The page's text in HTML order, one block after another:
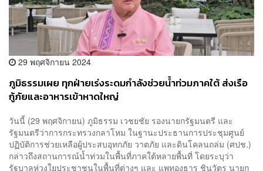
29 พฤศจิกายน 2024
ภูมิธรรมเผย ทุกฝ่ายเร่งระดมกำลังช่วยน้ำท่วมภาคใต้ ส่งเรือ
กู้ภัยและอาหารเข้าหาดใหญ่
วันนี้ (29 พฤศจิกายน) ภูมิธรรม เวชยชัย รองนายกรัฐมนตรี และ
รัฐมนตรีว่าการกระทรวงกลาโหม ในฐานะประธานการประชุมศูนย์
ปฏิบัติการช่วยเหลือผู้ประสบอุทกภัย วาตภัย และดินโคลนถล่ม (ศปช.)
กล่าวถึงสถานการณ์น้ำท่วมในพื้นที่ภาคใต้หลายพื้นที่ โดยระบุว่า
รัฐบาลห่วงใยประชาชนในพื้นที่ต่างๆ และ แพทองธาร ชินวัตร นายก